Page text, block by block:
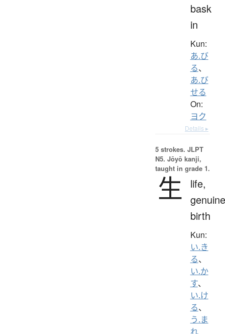
bask
in
Kun:
あ.び
る、
あ.び
せる
On:
ヨク
Details ▸
5 strokes. JLPT
N5. Jōyō kanji,
taught in grade 1.
生
life,
birth
Kun:
い.き
る、
い.か
す、
い.け
る、
う.ま
れ